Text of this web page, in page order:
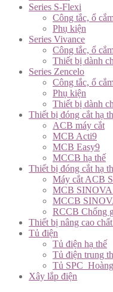
Series S-Flexi
Công tắc, ổ
Phụ kiện
Series Vivance
Công tắc, ổ
Thiết bị dành
Series Zencelo
Công tắc, ổ
Phụ kiện
Thiết bị dành
Thiết bị đóng cắt hạ
ACB máy cắt
MCB Acti9
MCB Easy9
MCCB hạ thế
Thiết bị đóng cắt hạ
Máy cắt ACB
MCB SINOVA
MCCB
RCCB Chống
Thiết bị nâng cao
Tủ điện
Tủ điện hạ thế
Tủ điện trung
Tủ
Xây lắp điện